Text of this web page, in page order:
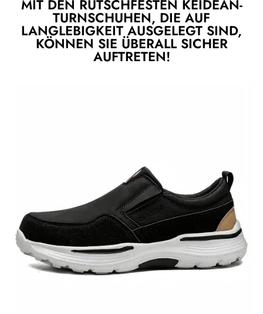
MIT DEN RUTSCHFESTEN KEIDEAN-
TURNSCHUHEN, DIE AUF
LANGLEBIGKEIT AUSGELEGT SIND,
KÖNNEN SIE ÜBERALL SICHER
AUFTRETEN!